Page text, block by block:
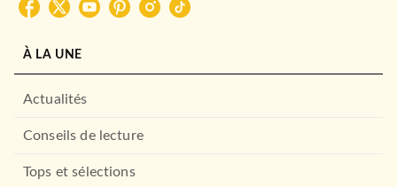
À LA UNE
Actualités
Conseils de lecture
Tops et sélections